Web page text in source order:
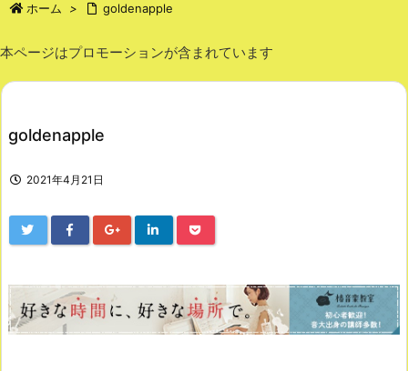
ホーム > goldenapple
本ページはプロモーションが含まれています
goldenapple
2021年4月21日